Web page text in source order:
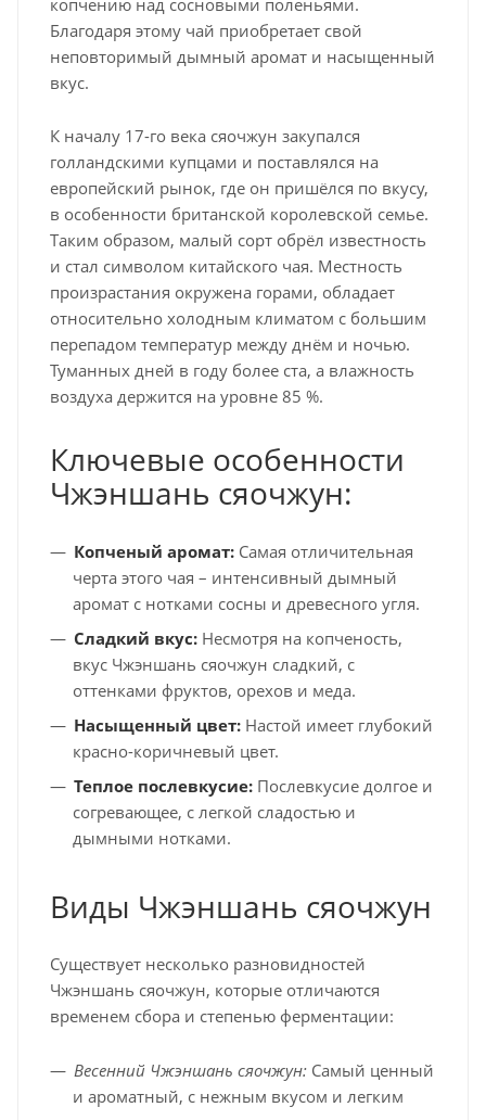
Благодаря этому чай приобретает свой
неповторимый дымный аромат и насыщенный
вкус.
К началу 17-го века сяочжун закупался
голландскими купцами и поставлялся на
европейский рынок, где он пришёлся по вкусу,
в особенности британской королевской семье.
Таким образом, малый сорт обрёл известность
и стал символом китайского чая. Местность
произрастания окружена горами, обладает
относительно холодным климатом с большим
перепадом температур между днём и ночью.
Туманных дней в году более ста, а влажность
воздуха держится на уровне 85 %.
Ключевые особенности
Чжэншань сяочжун:
Копченый аромат: Самая отличительная
черта этого чая – интенсивный дымный
аромат с нотками сосны и древесного угля.
Сладкий вкус: Несмотря на копченость,
вкус Чжэншань сяочжун сладкий, с
оттенками фруктов, орехов и меда.
Насыщенный цвет: Настой имеет глубокий
красно-коричневый цвет.
Теплое послевкусие: Послевкусие долгое и
согревающее, с легкой сладостью и
дымными нотками.
Виды Чжэншань сяочжун
Существует несколько разновидностей
Чжэншань сяочжун, которые отличаются
временем сбора и степенью ферментации:
Весенний Чжэншань сяочжун: Самый ценный
и ароматный, с нежным вкусом и легким